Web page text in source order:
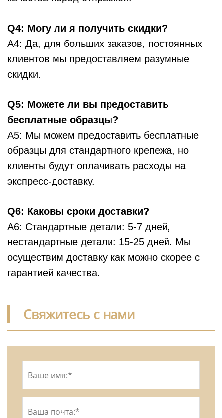
Q4: Могу ли я получить скидки?
A4: Да, для больших заказов, постоянных
клиентов мы предоставляем разумные
скидки.
Q5: Можете ли вы предоставить
бесплатные образцы?
A5: Мы можем предоставить бесплатные
образцы для стандартного крепежа, но
клиенты будут оплачивать расходы на
экспресс-доставку.
Q6: Каковы сроки доставки?
A6: Стандартные детали: 5-7 дней,
нестандартные детали: 15-25 дней. Мы
осуществим доставку как можно скорее с
гарантией качества.
Свяжитесь с нами